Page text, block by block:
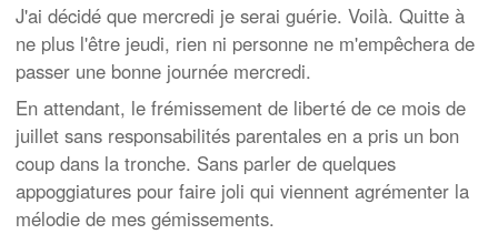
J'ai décidé que mercredi je serai guérie. Voilà. Quitte à
ne plus l'être jeudi, rien ni personne ne m'empêchera de
passer une bonne journée mercredi.
En attendant, le frémissement de liberté de ce mois de
juillet sans responsabilités parentales en a pris un bon
coup dans la tronche. Sans parler de quelques
appoggiatures pour faire joli qui viennent agrémenter la
mélodie de mes gémissements.